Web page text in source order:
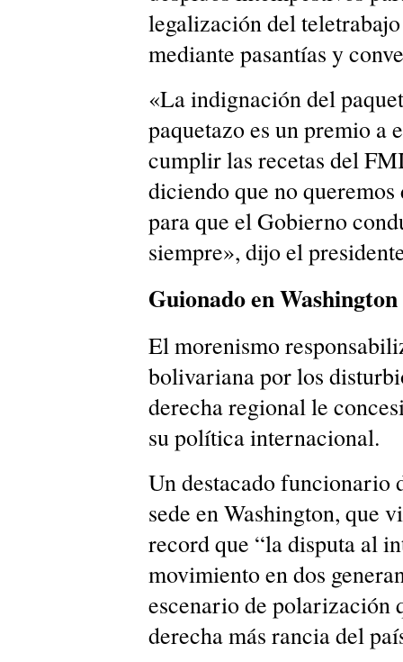
legalización del
mediante pasantías y
«La indignación del
paquetazo es un premio a
cumplir las recetas del
diciendo que no
para que el Gobierno
siempre», dijo el
Guionado en Washington
El morenismo
bolivariana por los
derecha regional le
su política internacional.
Un destacado funcionario
sede en Washington, que
record que “la disputa al
movimiento en dos
escenario de polarización
derecha más rancia del